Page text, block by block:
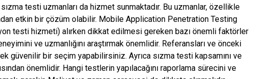
testi uzmanları da hizmet sunmaktadır. Bu uzmanlar, özellikle
etkin bir çözüm olabilir. Mobile Application Penetration Testing
testi hizmeti) alırken dikkat edilmesi gereken bazı önemli faktörler
ve uzmanlığını araştırmak önemlidir. Referansları ve önceki
güvenilir bir seçim yapabilirsiniz. Ayrıca sızma testi kapsamını ve
önemlidir. Hangi testlerin yapılacağını raporlama sürecini ve